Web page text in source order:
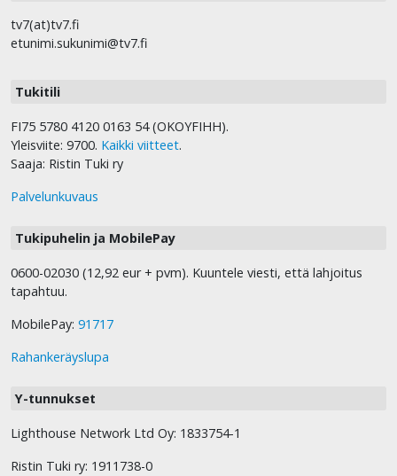
tv7(at)tv7.fi
etunimi.sukunimi@tv7.fi
Tukitili
FI75 5780 4120 0163 54 (OKOYFIHH).
Yleisviite: 9700. Kaikki viitteet.
Saaja: Ristin Tuki ry
Palvelunkuvaus
Tukipuhelin ja MobilePay
0600-02030 (12,92 eur + pvm). Kuuntele viesti, että lahjoitus
tapahtuu.
MobilePay: 91717
Rahankeräyslupa
Y-tunnukset
Lighthouse Network Ltd Oy: 1833754-1
Ristin Tuki ry: 1911738-0